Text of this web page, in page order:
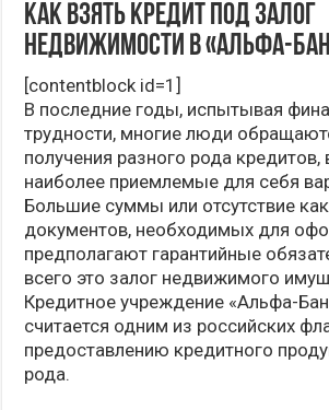
Как взять кредит под залог
недвижимости в «Альфа-
[contentblock id=1]
В последние годы, испытывая
трудности, многие люди
получения разного рода кредитов,
наиболее приемлемые для себя
Большие суммы или отсутствие
документов, необходимых для
предполагают гарантийные
всего это залог недвижимого
Кредитное учреждение «Альфа-
считается одним из российских
предоставлению кредитного
рода.